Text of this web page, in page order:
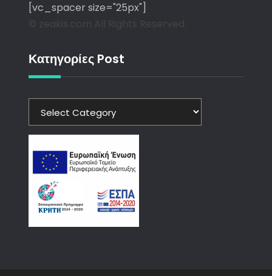
[vc_spacer size="25px"]
© zeakis.com All Rights Reserved.
Κατηγορίες Post
Κατηγορίες
Post